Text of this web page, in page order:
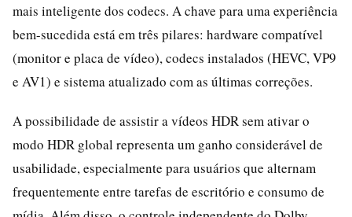
mais inteligente dos codecs. A chave para uma experiência
bem-sucedida está em três pilares: hardware compatível
(monitor e placa de vídeo), codecs instalados (HEVC, VP9
e AV1) e sistema atualizado com as últimas correções.
A possibilidade de assistir a vídeos HDR sem ativar o
modo HDR global representa um ganho considerável de
usabilidade, especialmente para usuários que alternam
frequentemente entre tarefas de escritório e consumo de